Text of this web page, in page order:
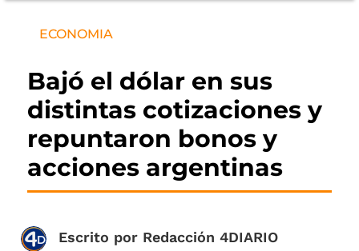
ECONOMIA
Bajó el dólar en sus
distintas cotizaciones y
repuntaron bonos y
acciones argentinas
Escrito por Redacción 4DIARIO